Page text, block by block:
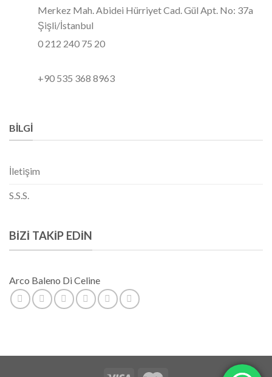
Merkez Mah. Abidei Hürriyet Cad. Gül Apt. No: 37a
Şişli/İstanbul
0 212 240 75 20
+90 535 368 8963
BILGI
İletişim
S.S.S.
BIZI TAKIP EDIN
Arco Baleno Di Celine